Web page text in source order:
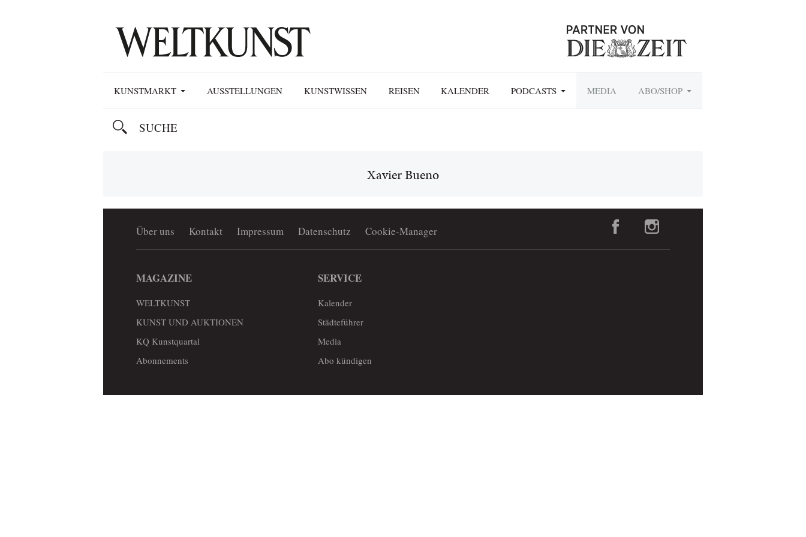
KUNSTMARKT AUSSTELLUNGEN KUNSTWISSEN REISEN KALENDER PODCASTS MEDIA ABO/SHOP
Xavier Bueno
Über uns Kontakt Impressum Datenschutz Cookie-Manager
MAGAZINE
WELTKUNST
KUNST UND AUKTIONEN
KQ Kunstquartal
Abonnements
SERVICE
Kalender
Städteführer
Media
Abo kündigen